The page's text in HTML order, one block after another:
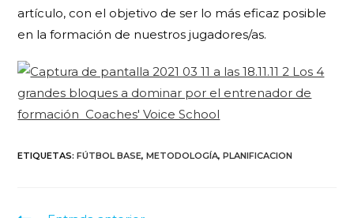
artículo, con el objetivo de ser lo más eficaz posible
en la formación de nuestros jugadores/as.
ETIQUETAS:FÚTBOL BASE, METODOLOGÍA, PLANIFICACION